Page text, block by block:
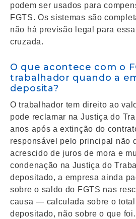
podem ser usados para
FGTS. Os sistemas são
não há previsão legal para
cruzada.
O que acontece com o
trabalhador quando a
deposita?
O trabalhador tem direito ao
pode reclamar na Justiça do
anos após a extinção do
responsável pelo principal não
acrescido de juros de mora e
condenação na Justiça do
depositado, a empresa ainda
sobre o saldo do FGTS nas
causa — calculada sobre o
depositado, não sobre o que foi.